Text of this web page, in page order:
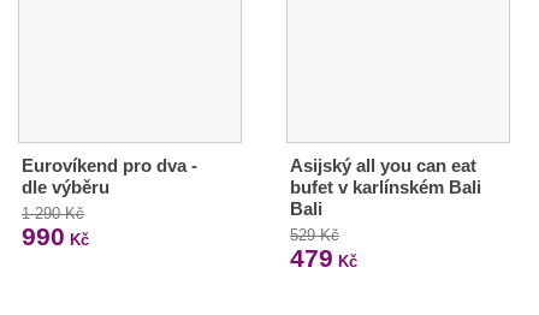
Eurovíkend pro dva -
dle výběru
1 290 Kč
990 Kč
Asijský all you can eat
bufet v karlínském Bali
Bali
529 Kč
479 Kč